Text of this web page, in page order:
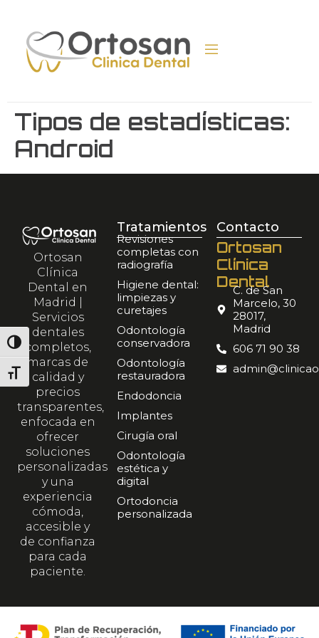
ALTERNAR ALTO CONTRASTE
ALTERNAR TAMAÑO DE LETRA
Tipos de estadísticas:
Android
Ortosan
Clínica
Dental en
Madrid |
Servicios
dentales
completos,
marcas de
calidad y
precios
transparentes,
enfocada en
ofrecer
soluciones
personalizadas
y una
experiencia
cómoda,
accesible y
de confianza
para cada
paciente.
Tratamientos
Revisiones
completas con
radiografía
Higiene dental:
limpiezas y
curetajes
Odontología
conservadora
Odontología
restauradora
Endodoncia
Implantes
Cirugía oral
Odontología
estética y
digital
Ortodoncia
personalizada
Contacto
Ortosan
Clínica
Dental
C. de San
Marcelo, 30
28017,
Madrid
606 71 90 38